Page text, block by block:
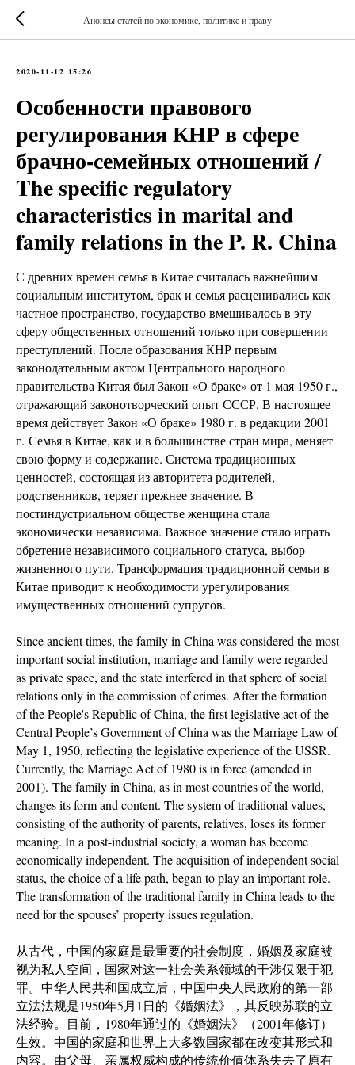
Анонсы статей по экономике, политике и праву
2020-11-12 15:26
Особенности правового
регулирования КНР в сфере
брачно-семейных отношений /
The specific regulatory
characteristics in marital and
family relations in the P. R. China
С древних времен семья в Китае считалась важнейшим
социальным институтом, брак и семья расценивались как
частное пространство, государство вмешивалось в эту
сферу общественных отношений только при совершении
преступлений. После образования КНР первым
законодательным актом Центрального народного
правительства Китая был Закон «О браке» от 1 мая 1950 г.,
отражающий законотворческий опыт СССР. В настоящее
время действует Закон «О браке» 1980 г. в редакции 2001
г. Семья в Китае, как и в большинстве стран мира, меняет
свою форму и содержание. Система традиционных
ценностей, состоящая из авторитета родителей,
родственников, теряет прежнее значение. В
постиндустриальном обществе женщина стала
экономически независима. Важное значение стало играть
обретение независимого социального статуса, выбор
жизненного пути. Трансформация традиционной семьи в
Китае приводит к необходимости урегулирования
имущественных отношений супругов.
Since ancient times, the family in China was considered the most
important social institution, marriage and family were regarded
as private space, and the state interfered in that sphere of social
relations only in the commission of crimes. After the formation
of the People's Republic of China, the first legislative act of the
Central People’s Government of China was the Marriage Law of
May 1, 1950, reflecting the legislative experience of the USSR.
Currently, the Marriage Act of 1980 is in force (amended in
2001). The family in China, as in most countries of the world,
changes its form and content. The system of traditional values,
consisting of the authority of parents, relatives, loses its former
meaning. In a post-industrial society, a woman has become
economically independent. The acquisition of independent social
status, the choice of a life path, began to play an important role.
The transformation of the traditional family in China leads to the
need for the spouses’ property issues regulation.
从古代，中国的家庭是最重要的社会制度，婚姻及家庭被
视为私人空间，国家对这一社会关系领域的干涉仅限于犯
罪。中华人民共和国成立后，中国中央人民政府的第一部
立法法规是1950年5月1日的《婚姻法》，其反映苏联的立
法经验。目前，1980年通过的《婚姻法》（2001年修订）
生效。中国的家庭和世界上大多数国家都在改变其形式和
内容。由父母、亲属权威构成的传统价值体系失去了原有